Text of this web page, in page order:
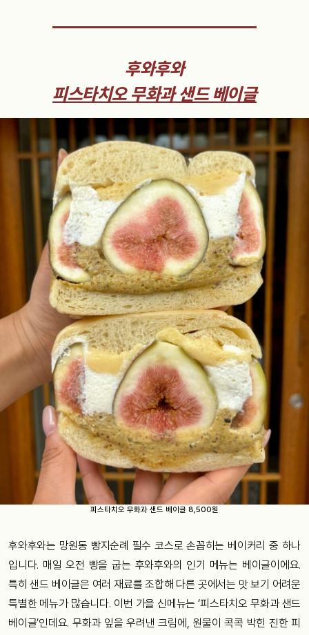
후와후와
피스타치오 무화과 샌드 베이글
피스타치오 무화과 샌드 베이글 8,500원
후와후와는 망원동 빵지순례 필수 코스로 손꼽히는 베이커리 중 하나
입니다. 매일 오전 빵을 굽는 후와후와의 인기 메뉴는 베이글이에요.
특히 샌드 베이글은 여러 재료를 조합해 다른 곳에서는 맛 보기 어려운
특별한 메뉴가 많습니다. 이번 가을 신메뉴는 ‘피스타치오 무화과 샌드
베이글’인데요. 무화과 잎을 우려낸 크림에, 원물이 콕콕 박힌 진한 피